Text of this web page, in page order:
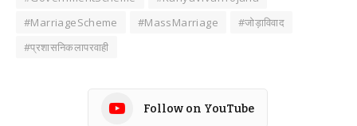
#MarriageScheme
#MassMarriage
#जोड़ाविवाद
#प्रशासनिकलापरवाही
Follow on YouTube